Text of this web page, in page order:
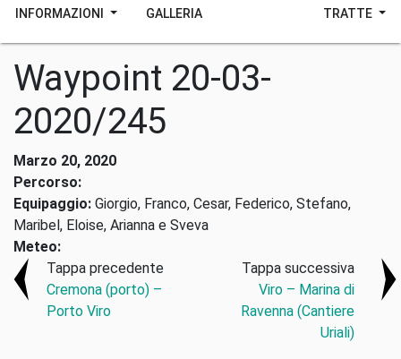
INFORMAZIONI GALLERIA TRATTE
Waypoint 20-03-
2020/245
Marzo 20, 2020
Percorso:
Equipaggio: Giorgio, Franco, Cesar, Federico, Stefano,
Maribel, Eloise, Arianna e Sveva
Meteo:
Tappa precedente
Cremona (porto) –
Porto Viro
Tappa successiva
Viro – Marina di
Ravenna (Cantiere
Uriali)